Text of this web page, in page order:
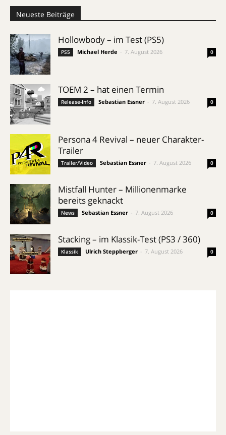
Neueste Beiträge
Hollowbody – im Test (PS5)
PS5 Michael Herde 7. August 2026 0
TOEM 2 – hat einen Termin
Release-Info Sebastian Essner 7. August 2026 0
Persona 4 Revival – neuer Charakter-
Trailer
Trailer/Video Sebastian Essner 7. August 2026 0
Mistfall Hunter – Millionenmarke
bereits geknackt
News Sebastian Essner 7. August 2026 0
Stacking – im Klassik-Test (PS3 / 360)
Klassik Ulrich Steppberger 7. August 2026 0